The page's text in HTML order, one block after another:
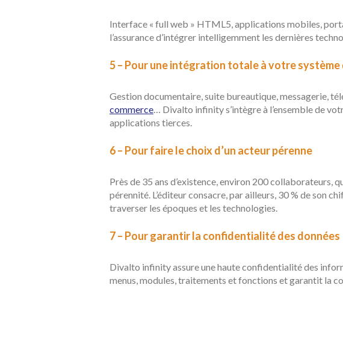
Interface « full web » HTML5, applications mobiles,
l’assurance d’intégrer intelligemment les dernières
5 – Pour une intégration totale à votre système
Gestion documentaire, suite bureautique, messagerie,
commerce… Divalto infinity s’intègre à l’ensemble de
applications tierces.
6 – Pour faire le choix d’un acteur pérenne
Près de 35 ans d’existence, environ 200 collaborateurs,
pérennité. L’éditeur consacre, par ailleurs, 30 % de son
traverser les époques et les technologies.
7 – Pour garantir la confidentialité des données
Divalto infinity assure une haute confidentialité des
menus, modules, traitements et fonctions et garantit la